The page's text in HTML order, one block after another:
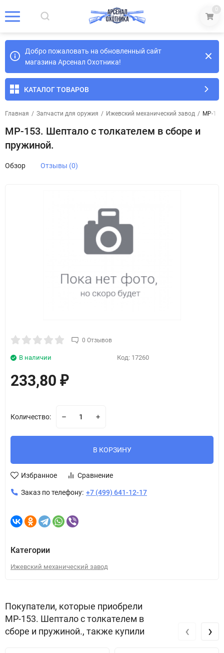
0
Добро пожаловать на обновленный сайт
магазина Арсенал Охотника!
КАТАЛОГ ТОВАРОВ
Главная / Запчасти для оружия / Ижевский механический завод / МР-
МР-153. Шептало с толкателем в сборе и
пружиной.
Обзор Отзывы (0)
0 Отзывов
Код: 17260
В наличии
233,80 ₽
Количество:
В КОРЗИНУ
Избранное Сравнение
Заказ по телефону: +7 (499) 641-12-17
Категории
Ижевский механический завод
Покупатели, которые приобрели
МР-153. Шептало с толкателем в
сборе и пружиной., также купили
‹ ›